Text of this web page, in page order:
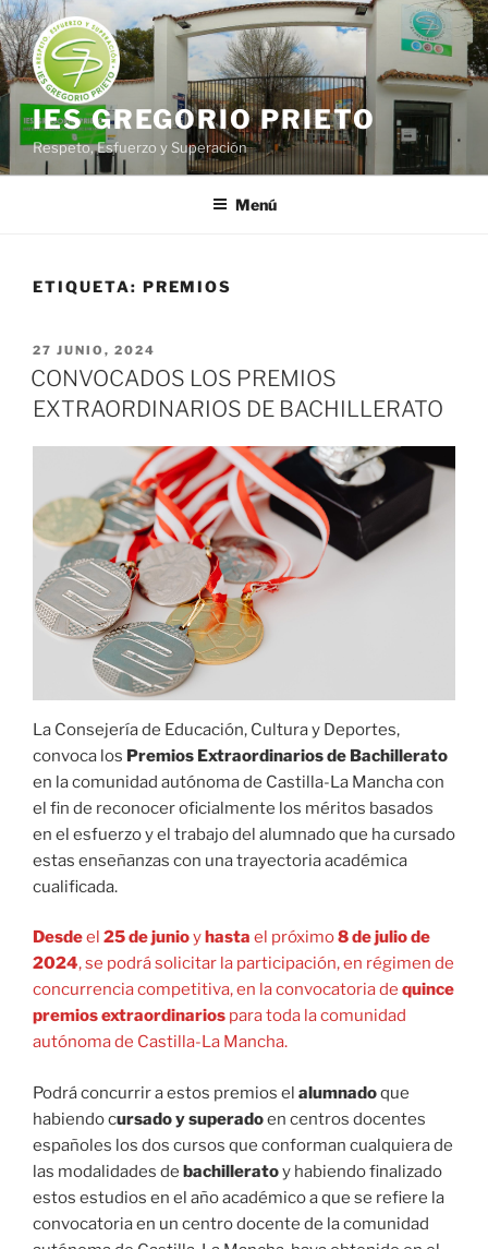
Saltar
al
contenido
IES GREGORIO PRIETO
Respeto, Esfuerzo y Superación
Menú
ETIQUETA: PREMIOS
PUBLICADO
EL
27 JUNIO, 2024
CONVOCADOS LOS PREMIOS
EXTRAORDINARIOS DE BACHILLERATO
La Consejería de Educación, Cultura y Deportes,
convoca los Premios Extraordinarios de Bachillerato
en la comunidad autónoma de Castilla-La Mancha con
el fin de reconocer oficialmente los méritos basados
en el esfuerzo y el trabajo del alumnado que ha cursado
estas enseñanzas con una trayectoria académica
cualificada.
Desdeel 25 de junioyhasta el próximo8 de julio de
2024, se podrá solicitar la participación, en régimen de
concurrencia competitiva, en la convocatoria de quince
premios extraordinarios para toda la comunidad
autónoma de Castilla-La Mancha.
Podrá concurrir a estos premios el alumnadoque
habiendo cursado y superadoen centros docentes
españoles los dos cursos que conforman cualquiera de
las modalidades de bachilleratoy habiendo finalizado
estos estudios en el año académico a que se refiere la
convocatoria en un centro docente de la comunidad